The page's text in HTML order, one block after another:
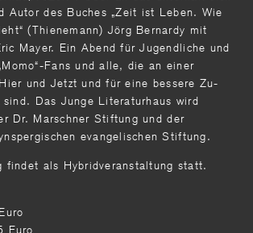
Autor des Buches „Zeit ist Leben. Wie
(Thienemann) Jörg Bernardy mit
Mayer. Ein Abend für Jugendliche und
Fans und alle, die an einer
und Jetzt und für eine bessere Zu­
Das Junge Literaturhaus wird
Dr. Marschner Stiftung und der
evange­lischen Stiftung.
findet als Hybridveranstaltung statt.
Euro